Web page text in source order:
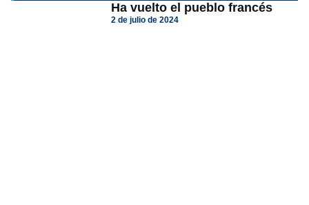
Ha vuelto el pueblo francés
2 de julio de 2024